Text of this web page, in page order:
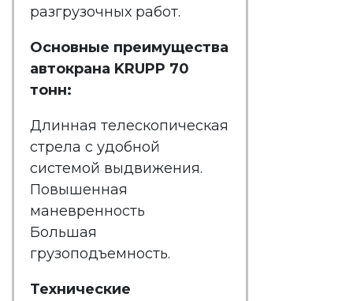
разгрузочных работ.
Основные преимущества
автокрана KRUPP 70
тонн:
Длинная телескопическая
стрела с удобной
системой выдвижения.
Повышенная
маневренность
Большая
грузоподъемность.
Технические